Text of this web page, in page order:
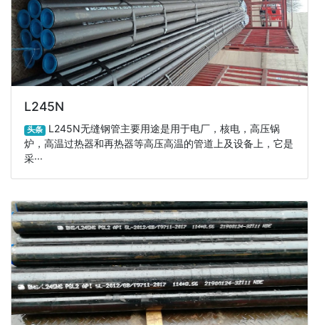
L245N
头条 L245N无缝钢管主要用途是用于电厂，核电，高压锅
炉，高温过热器和再热器等高压高温的管道上及设备上，它是
采···